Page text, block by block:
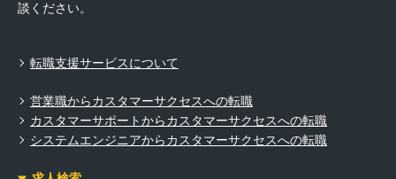
談ください。
転職支援サービスについて
営業職からカスタマーサクセスへの転職
カスタマーサポートからカスタマーサクセスへの転職
システムエンジニアからカスタマーサクセスへの転職